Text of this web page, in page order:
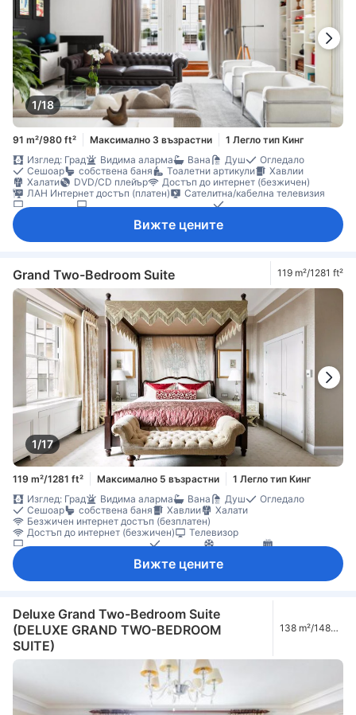
1/18
91 m²/980 ft² Максимално 3 възрастни
1 Легло тип Кинг
Изглед: Град
Видима аларма Вана Душ
Огледало
Сешоар
собствена баня Тоалетни артикули
Хавлии
Халати
DVD/CD плейър
Достъп до интернет (безжичен)
ЛАН Интернет достъп (платен)
Сателитна/кабелна телевизия
Телевизор
Телевизор с плосък екран
Телефон
Плътни завеси
Спално бельо
Бебешко креватче (при запитване)
Непушачи
Сейф в стаята
Вижте цените
Grand Two-Bedroom Suite 119 m²/1281 ft²
1/17
119 m²/1281 ft² Максимално 5 възрастни
1 Легло тип Кинг
Изглед: Град
Видима аларма Вана Душ
Огледало
Сешоар
собствена баня Хавлии
Халати
Безжичен интернет достъп (безплатен)
Достъп до интернет (безжичен)
Телевизор
Телевизор с плосък екран
Телефон Климатик
Отопление
Възможност за свръзка на стаите
Прозорец
Вижте цените
Deluxe Grand Two-Bedroom Suite
(DELUXE GRAND TWO-BEDROOM
SUITE)
138 m²/1485